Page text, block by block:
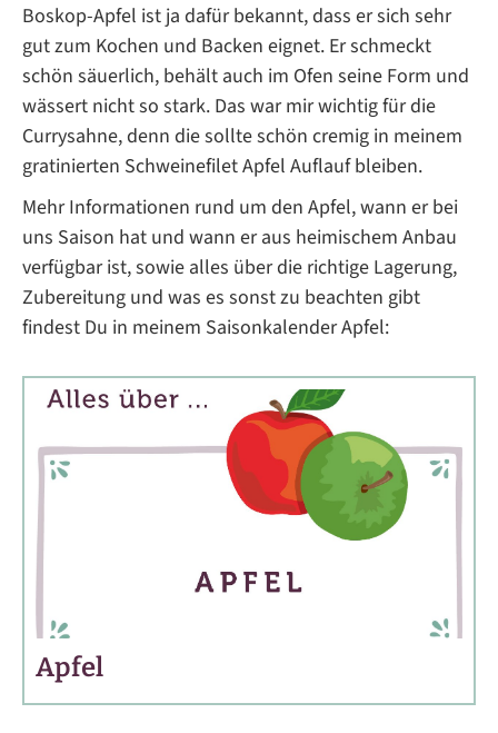
Boskop-Apfel ist ja dafür bekannt, dass er sich sehr
gut zum Kochen und Backen eignet. Er schmeckt
schön säuerlich, behält auch im Ofen seine Form und
wässert nicht so stark. Das war mir wichtig für die
Currysahne, denn die sollte schön cremig in meinem
gratinierten Schweinefilet Apfel Auflauf bleiben.
Mehr Informationen rund um den Apfel, wann er bei
uns Saison hat und wann er aus heimischem Anbau
verfügbar ist, sowie alles über die richtige Lagerung,
Zubereitung und was es sonst zu beachten gibt
findest Du in meinem Saisonkalender Apfel:
Apfel